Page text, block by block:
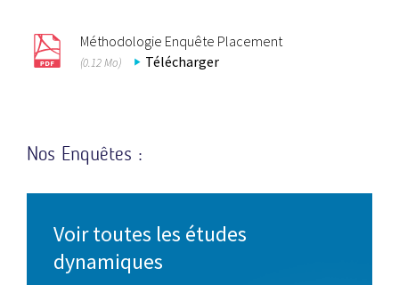
Méthodologie Enquête Placement
(0.12 Mo) Télécharger
Nos Enquêtes :
Voir toutes les études
dynamiques